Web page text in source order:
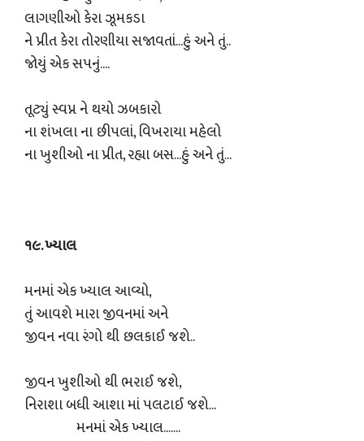
લાગણીઓ કેરા ઝૂમકડા
ને પ્રીત કેરા તોરણીયા સજાવતાં...હું અને તું..
જોયું એક સપનું....
તૂટ્યું સ્વપ્ન ને થયો ઝબકારો
ના શંખલા ના છીપલાં, વિખરાયા મહેલો
ના ખુશીઓ ના પ્રીત, રહ્યા બસ...હું અને તું...
૧૯. ખ્યાલ
મનમાં એક ખ્યાલ આવ્યો,
તું આવશે મારા જીવનમાં અને
જીવન નવા રંગો થી છલકાઈ જશે..
જીવન ખુશીઓ થી ભરાઈ જશે,
નિરાશા બધી આશા માં પલટાઈ જશે...
મનમાં એક ખ્યાલ.......